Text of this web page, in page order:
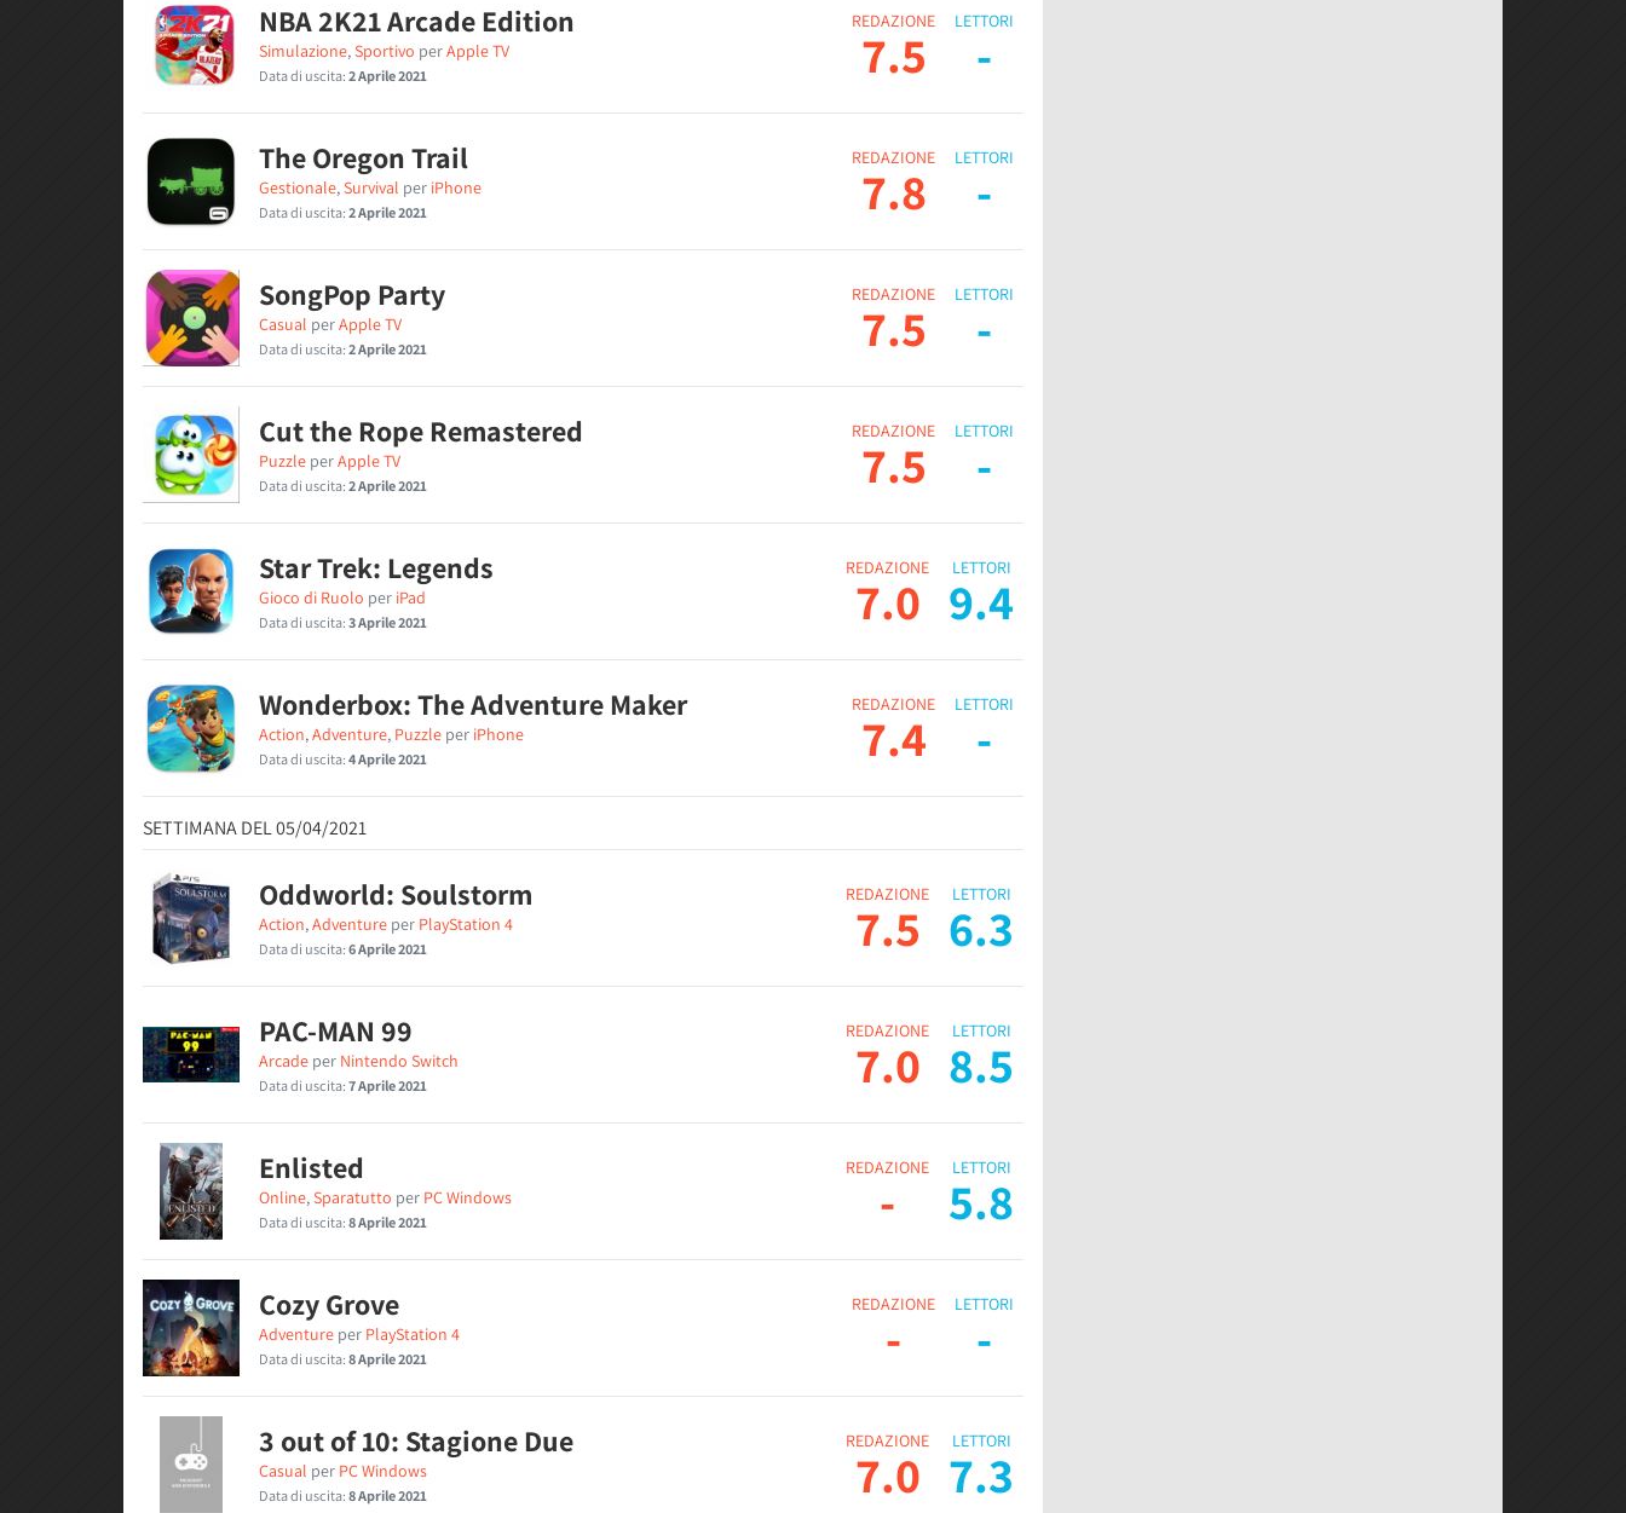
NBA 2K21 Arcade Edition
Simulazione,Sportivo perApple TV
Data di uscita:2 Aprile 2021
REDAZIONE
7.5
LETTORI
-
The Oregon Trail
Gestionale,Survival per iPhone
Data di uscita:2 Aprile 2021
REDAZIONE
7.8
LETTORI
-
SongPop Party
Casual perApple TV
Data di uscita:2 Aprile 2021
REDAZIONE
7.5
LETTORI
-
Cut the Rope Remastered
Puzzle perApple TV
Data di uscita:2 Aprile 2021
REDAZIONE
7.5
LETTORI
-
Star Trek: Legends
Gioco di Ruolo per iPad
Data di uscita:3 Aprile 2021
REDAZIONE
7.0
LETTORI
9.4
Wonderbox: The Adventure Maker
Action,Adventure, Puzzle per iPhone
Data di uscita:4 Aprile 2021
REDAZIONE
7.4
LETTORI
-
SETTIMANA DEL 05/04/2021
Oddworld: Soulstorm
Action,Adventure per PlayStation 4
Data di uscita:6 Aprile 2021
REDAZIONE
7.5
LETTORI
6.3
PAC-MAN 99
Arcade per Nintendo Switch
Data di uscita:7 Aprile 2021
REDAZIONE
7.0
LETTORI
8.5
Enlisted
Online,Sparatutto per PC Windows
Data di uscita:8 Aprile 2021
REDAZIONE
-
LETTORI
5.8
Cozy Grove
Adventure per PlayStation 4
Data di uscita:8 Aprile 2021
REDAZIONE
-
LETTORI
-
3 out of 10: Stagione Due
Casual per PC Windows
Data di uscita:8 Aprile 2021
REDAZIONE
7.0
LETTORI
7.3